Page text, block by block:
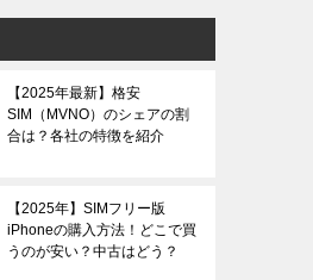
【2025年最新】格安
SIM（MVNO）のシェアの割
合は？各社の特徴を紹介
【2025年】SIMフリー版
iPhoneの購入方法！どこで買
うのが安い？中古はどう？